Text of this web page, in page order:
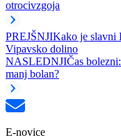
otrocivzgoja
PREJŠNJIKako je slavni
Vipavsko dolino
NASLEDNJIČas
manj bolan?
E-novice